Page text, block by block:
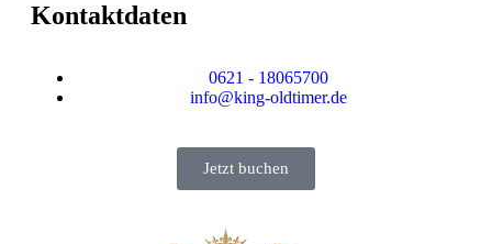
Kontaktdaten
0621 - 18065700
info@king-oldtimer.de
Jetzt buchen